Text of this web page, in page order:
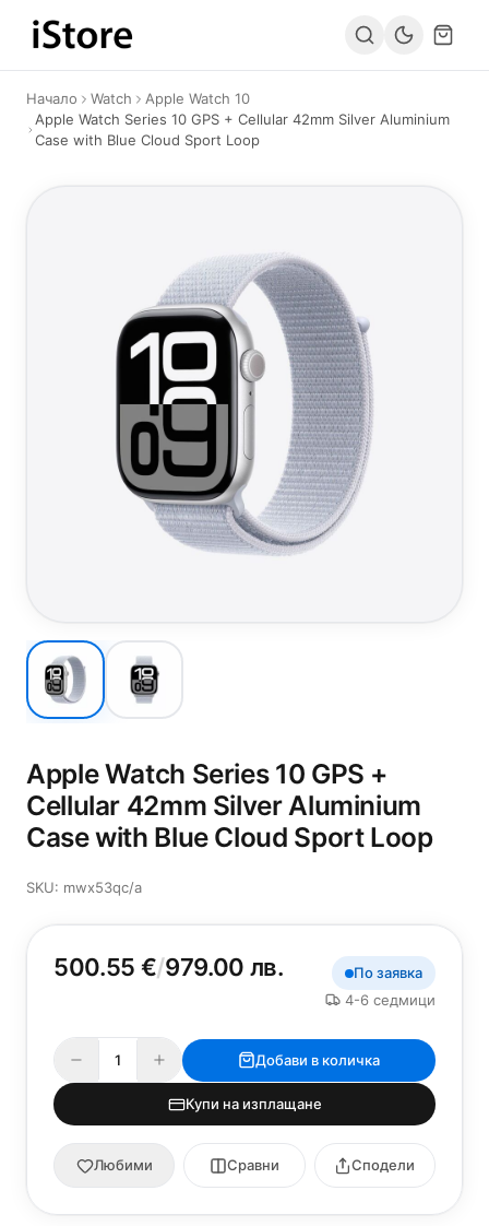
Към съдържанието
Начало Watch
Apple Watch 10
Apple Watch Series 10 GPS + Cellular 42mm Silver Aluminium
Case with Blue Cloud Sport Loop
Apple Watch Series 10 GPS +
Cellular 42mm Silver Aluminium
Case with Blue Cloud Sport Loop
SKU: mwx53qc/a
500.55 €/979.00 лв.
По заявка
4-6 седмици
Добави в количка
Купи на изплащане
Любими Сравни Сподели